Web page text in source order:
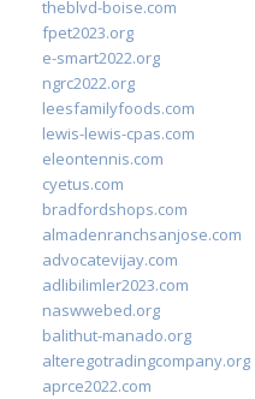
theblvd-boise.com
fpet2023.org
e-smart2022.org
ngrc2022.org
leesfamilyfoods.com
lewis-lewis-cpas.com
eleontennis.com
cyetus.com
bradfordshops.com
almadenranchsanjose.com
advocatevijay.com
adlibilimler2023.com
naswwebed.org
balithut-manado.org
alteregotradingcompany.org
aprce2022.com